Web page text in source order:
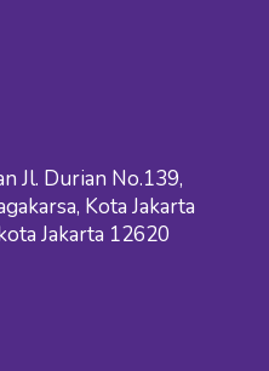
Jl. Durian No.139,
Kota Jakarta
Jakarta 12620